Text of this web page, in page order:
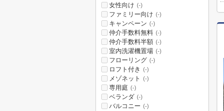
女性向け (-)
ファミリー向け (-)
キャンペーン (-)
仲介手数料無料 (-)
仲介手数料半額 (-)
室内洗濯機置場 (-)
フローリング (-)
ロフト付き (-)
メゾネット (-)
専用庭 (-)
ベランダ (-)
バルコニー (-)